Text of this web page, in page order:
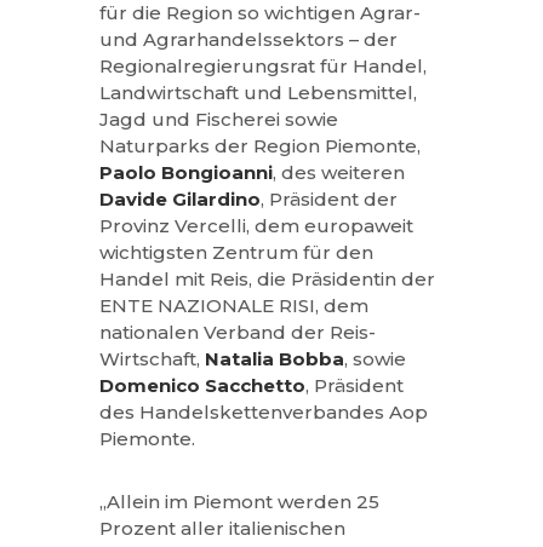
für die Region so wichtigen Agrar-
und Agrarhandelssektors – der
Regionalregierungsrat für Handel,
Landwirtschaft und Lebensmittel,
Jagd und Fischerei sowie
Naturparks der Region Piemonte,
Paolo Bongioanni, des weiteren
Davide Gilardino, Präsident der
Provinz Vercelli, dem europaweit
wichtigsten Zentrum für den
Handel mit Reis, die Präsidentin der
ENTE NAZIONALE RISI, dem
nationalen Verband der Reis-
Wirtschaft, Natalia Bobba, sowie
Domenico Sacchetto, Präsident
des Handelskettenverbandes Aop
Piemonte.
„Allein im Piemont werden 25
Prozent aller italienischen